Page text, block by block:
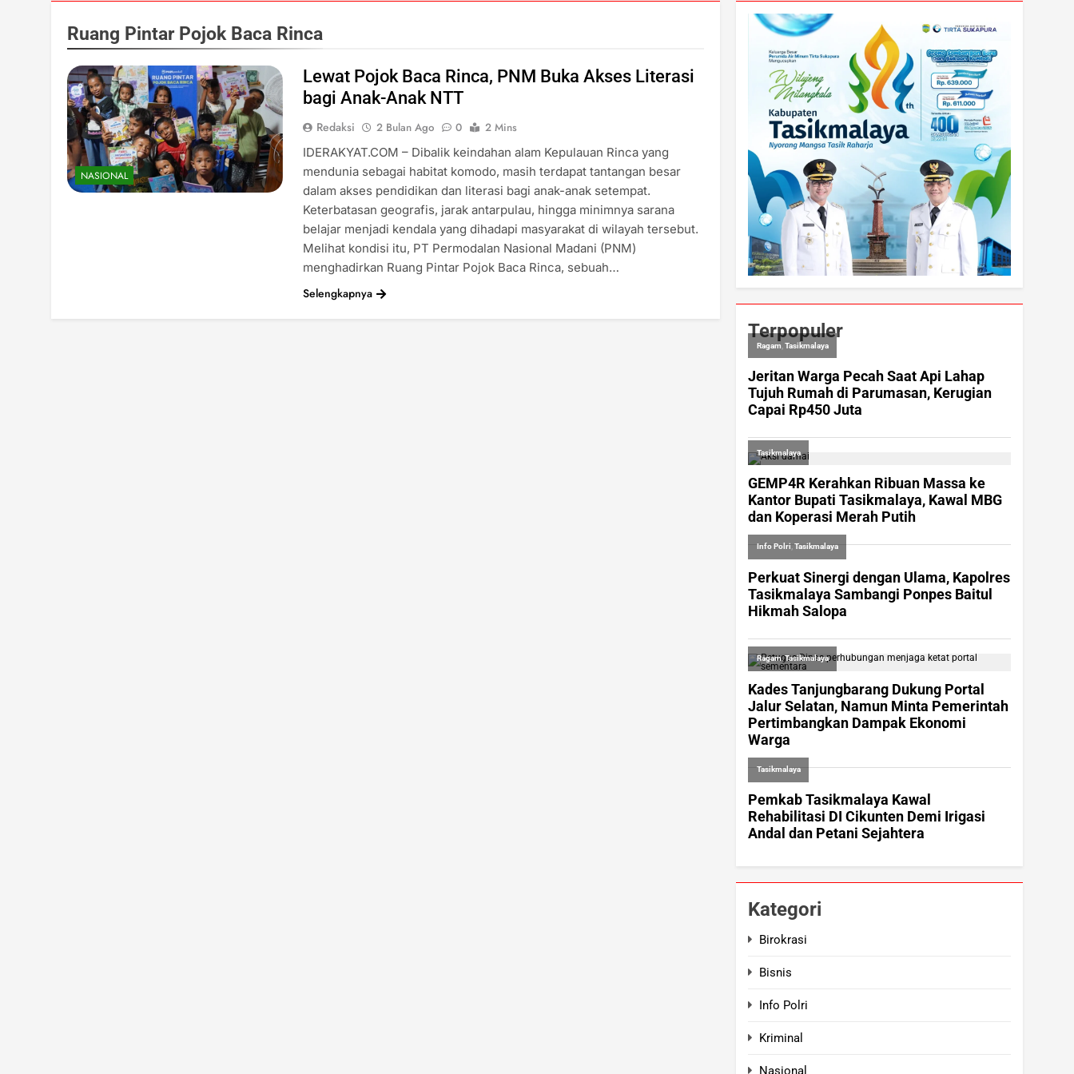
Ruang Pintar Pojok Baca Rinca
NASIONAL
Lewat Pojok Baca Rinca, PNM Buka Akses Literasi
bagi Anak-Anak NTT
Redaksi 2 Bulan Ago 0
2 Mins
IDERAKYAT.COM – Dibalik keindahan alam Kepulauan Rinca yang
mendunia sebagai habitat komodo, masih terdapat tantangan besar
dalam akses pendidikan dan literasi bagi anak-anak setempat.
Keterbatasan geografis, jarak antarpulau, hingga minimnya sarana
belajar menjadi kendala yang dihadapi masyarakat di wilayah tersebut.
Melihat kondisi itu, PT Permodalan Nasional Madani (PNM)
menghadirkan Ruang Pintar Pojok Baca Rinca, sebuah…
Selengkapnya
Terpopuler
Kategori
Birokrasi
Bisnis
Info Polri
Kriminal